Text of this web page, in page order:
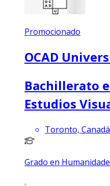
Promocionado
OCAD
Bachillerato
Estudios
Toronto, Canadá
Grado en